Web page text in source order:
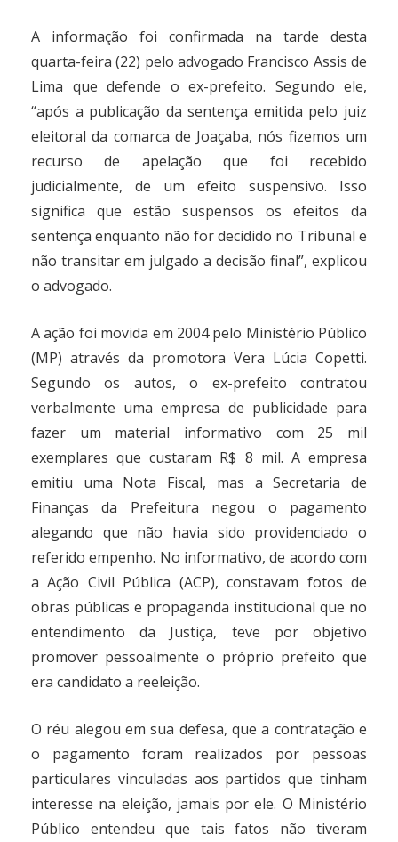
A informação foi confirmada na tarde desta
quarta-feira (22) pelo advogado Francisco Assis de
Lima que defende o ex-prefeito. Segundo ele,
“após a publicação da sentença emitida pelo juiz
eleitoral da comarca de Joaçaba, nós fizemos um
recurso de apelação que foi recebido
judicialmente, de um efeito suspensivo. Isso
significa que estão suspensos os efeitos da
sentença enquanto não for decidido no Tribunal e
não transitar em julgado a decisão final”, explicou
o advogado.
A ação foi movida em 2004 pelo Ministério Público
(MP) através da promotora Vera Lúcia Copetti.
Segundo os autos, o ex-prefeito contratou
verbalmente uma empresa de publicidade para
fazer um material informativo com 25 mil
exemplares que custaram R$ 8 mil. A empresa
emitiu uma Nota Fiscal, mas a Secretaria de
Finanças da Prefeitura negou o pagamento
alegando que não havia sido providenciado o
referido empenho. No informativo, de acordo com
a Ação Civil Pública (ACP), constavam fotos de
obras públicas e propaganda institucional que no
entendimento da Justiça, teve por objetivo
promover pessoalmente o próprio prefeito que
era candidato a reeleição.
O réu alegou em sua defesa, que a contratação e
o pagamento foram realizados por pessoas
particulares vinculadas aos partidos que tinham
interesse na eleição, jamais por ele. O Ministério
Público entendeu que tais fatos não tiveram